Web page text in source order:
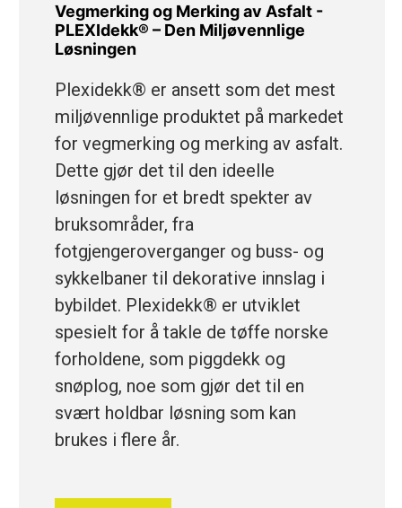
Vegmerking og Merking av Asfalt -
PLEXIdekk® – Den Miljøvennlige
Løsningen
Plexidekk® er ansett som det mest
miljøvennlige produktet på markedet
for vegmerking og merking av asfalt.
Dette gjør det til den ideelle
løsningen for et bredt spekter av
bruksområder, fra
fotgjengeroverganger og buss- og
sykkelbaner til dekorative innslag i
bybildet. Plexidekk® er utviklet
spesielt for å takle de tøffe norske
forholdene, som piggdekk og
snøplog, noe som gjør det til en
svært holdbar løsning som kan
brukes i flere år.